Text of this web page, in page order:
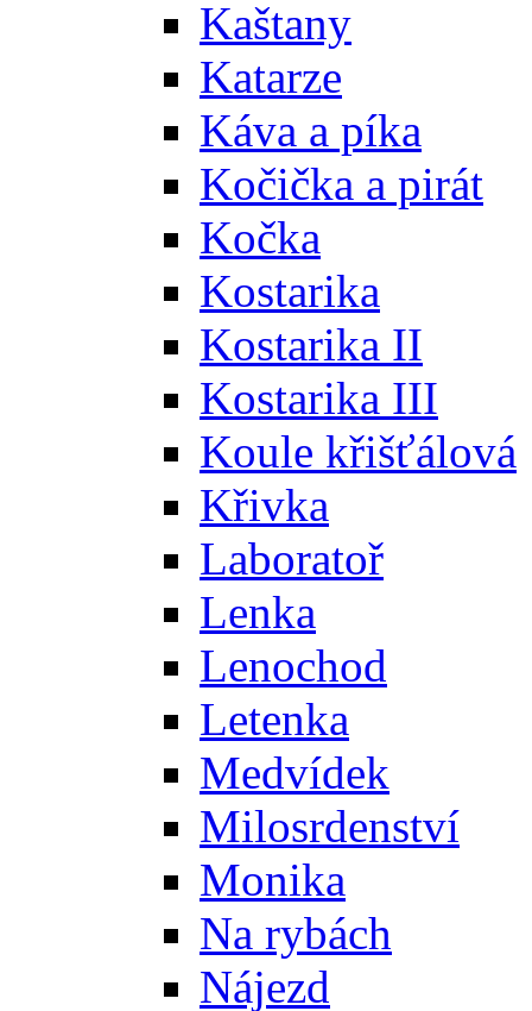
Kaštany
Katarze
Káva a píka
Kočička a pirát
Kočka
Kostarika
Kostarika II
Kostarika III
Koule křišťálová
Křivka
Laboratoř
Lenka
Lenochod
Letenka
Medvídek
Milosrdenství
Monika
Na rybách
Nájezd